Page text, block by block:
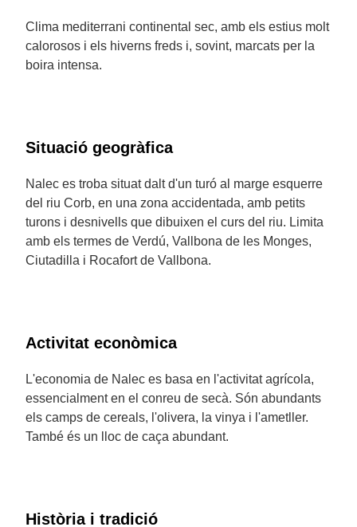
Clima mediterrani continental sec, amb els estius molt
calorosos i els hiverns freds i, sovint, marcats per la
boira intensa.
Situació geogràfica
Nalec es troba situat dalt d'un turó al marge esquerre
del riu Corb, en una zona accidentada, amb petits
turons i desnivells que dibuixen el curs del riu. Limita
amb els termes de Verdú, Vallbona de les Monges,
Ciutadilla i Rocafort de Vallbona.
Activitat econòmica
L'economia de Nalec es basa en l'activitat agrícola,
essencialment en el conreu de secà. Són abundants
els camps de cereals, l'olivera, la vinya i l'ametller.
També és un lloc de caça abundant.
Història i tradició